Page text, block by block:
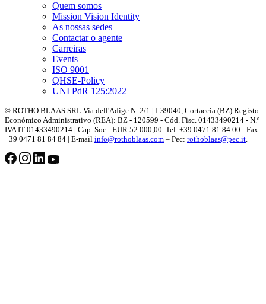
Quem somos
Mission Vision Identity
As nossas sedes
Contactar o agente
Carreiras
Events
ISO 9001
QHSE-Policy
UNI PdR 125:2022
© ROTHO BLAAS SRL Via dell'Adige N. 2/1 | I-39040, Cortaccia (BZ) Registo
Económico Administrativo (REA): BZ - 120599 - Cód. Fisc. 01433490214 - N.º
IVA IT 01433490214 | Cap. Soc.: EUR 52.000,00. Tel. +39 0471 81 84 00 - Fax.
+39 0471 81 84 84 | E-mail info@rothoblaas.com – Pec: rothoblaas@pec.it.